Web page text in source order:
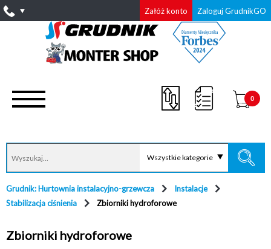
Załóż konto Zaloguj GrudnikGO
Wszystkie kategorie
0
Grudnik: Hurtownia instalacyjno-grzewcza
Instalacje
Stabilizacja ciśnienia
Zbiorniki hydroforowe
Zbiorniki hydroforowe